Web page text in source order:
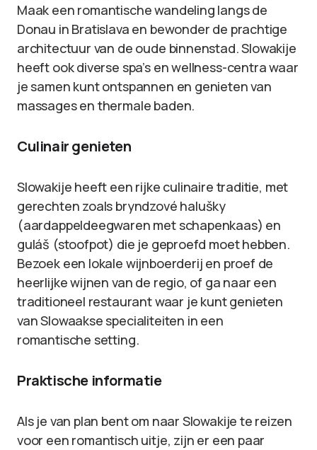
Maak een romantische wandeling langs de
Donau in Bratislava en bewonder de prachtige
architectuur van de oude binnenstad. Slowakije
heeft ook diverse spa’s en wellness-centra waar
je samen kunt ontspannen en genieten van
massages en thermale baden.
Culinair genieten
Slowakije heeft een rijke culinaire traditie, met
gerechten zoals bryndzové halušky
(aardappeldeegwaren met schapenkaas) en
guláš (stoofpot) die je geproefd moet hebben.
Bezoek een lokale wijnboerderij en proef de
heerlijke wijnen van de regio, of ga naar een
traditioneel restaurant waar je kunt genieten
van Slowaakse specialiteiten in een
romantische setting.
Praktische informatie
Als je van plan bent om naar Slowakije te reizen
voor een romantisch uitje, zijn er een paar